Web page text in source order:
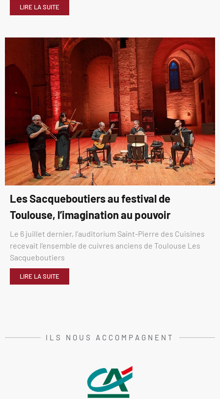
LIRE LA SUITE
Les Sacqueboutiers au festival de
Toulouse, l’imagination au pouvoir
Le 6 juillet dernier, l’auditorium Saint-Pierre des Cuisines
recevait l’ensemble de cuivres anciens de Toulouse Les
Sacqueboutiers
LIRE LA SUITE
ILS NOUS ACCOMPAGNENT